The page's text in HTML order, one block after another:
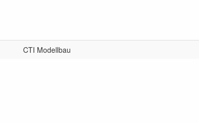
CTI Modellbau